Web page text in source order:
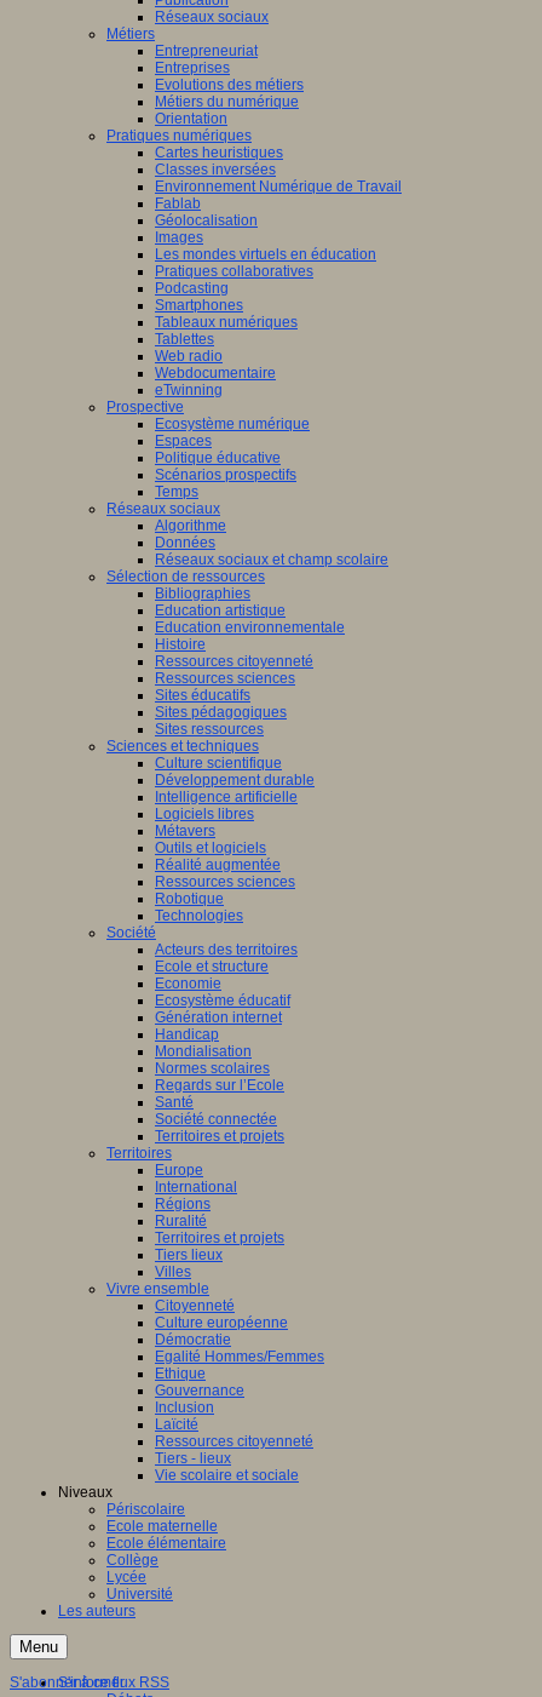
Réseaux sociaux
Métiers
Entrepreneuriat
Entreprises
Evolutions des métiers
Métiers du numérique
Orientation
Pratiques numériques
Cartes heuristiques
Classes inversées
Environnement Numérique de Travail
Fablab
Géolocalisation
Images
Les mondes virtuels en éducation
Pratiques collaboratives
Podcasting
Smartphones
Tableaux numériques
Tablettes
Web radio
Webdocumentaire
eTwinning
Prospective
Ecosystème numérique
Espaces
Politique éducative
Scénarios prospectifs
Temps
Réseaux sociaux
Algorithme
Données
Réseaux sociaux et champ scolaire
Sélection de ressources
Bibliographies
Education artistique
Education environnementale
Histoire
Ressources citoyenneté
Ressources sciences
Sites éducatifs
Sites pédagogiques
Sites ressources
Sciences et techniques
Culture scientifique
Développement durable
Intelligence artificielle
Logiciels libres
Métavers
Outils et logiciels
Réalité augmentée
Ressources sciences
Robotique
Technologies
Société
Acteurs des territoires
Ecole et structure
Economie
Ecosystème éducatif
Génération internet
Handicap
Mondialisation
Normes scolaires
Regards sur l’Ecole
Santé
Société connectée
Territoires et projets
Territoires
Europe
International
Régions
Ruralité
Territoires et projets
Tiers lieux
Villes
Vivre ensemble
Citoyenneté
Culture européenne
Démocratie
Egalité Hommes/Femmes
Ethique
Gouvernance
Inclusion
Laïcité
Ressources citoyenneté
Tiers - lieux
Vie scolaire et sociale
Niveaux
Périscolaire
Ecole maternelle
Ecole élémentaire
Collège
Lycée
Université
Les auteurs
Menu
S'informer
S'abonner à ce flux RSS